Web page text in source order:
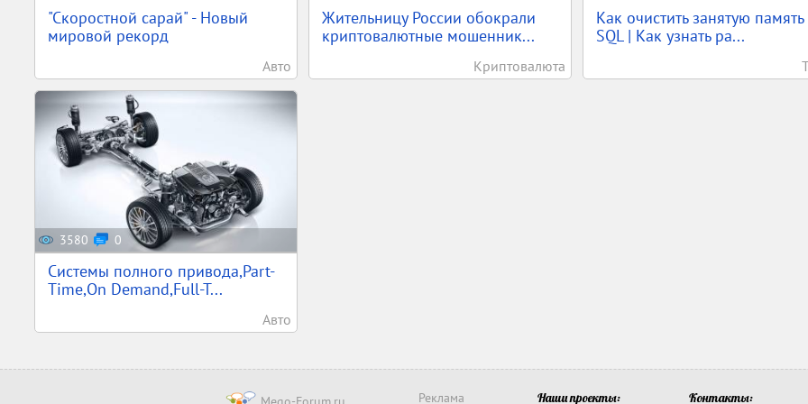
"Скоростной сарай" - Новый
мировой рекорд
Авто
Жительницу России обокрали
криптовалютные мошенник...
Криптовалюта
Как очистить занятую память
SQL | Как узнать ра...
3580 0
Системы полного привода,Part-
Time,On Demand,Full-T...
Авто
Реклама Наши проекты: Контакты: